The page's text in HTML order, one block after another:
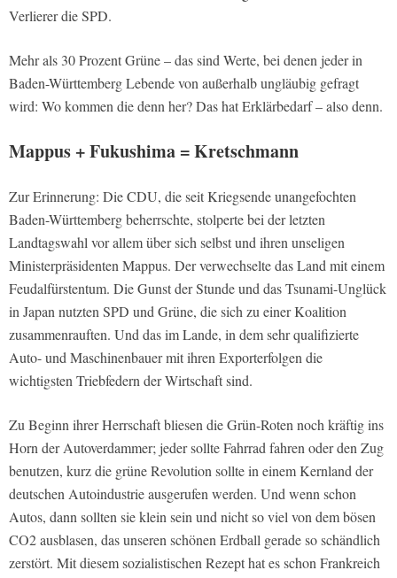
Verlierer die SPD.
Mehr als 30 Prozent Grüne – das sind Werte, bei denen jeder in
Baden-Württemberg Lebende von außerhalb ungläubig gefragt
wird: Wo kommen die denn her? Das hat Erklärbedarf – also denn.
Mappus + Fukushima = Kretschmann
Zur Erinnerung: Die CDU, die seit Kriegsende unangefochten
Baden-Württemberg beherrschte, stolperte bei der letzten
Landtagswahl vor allem über sich selbst und ihren unseligen
Ministerpräsidenten Mappus. Der verwechselte das Land mit einem
Feudalfürstentum. Die Gunst der Stunde und das Tsunami-Unglück
in Japan nutzten SPD und Grüne, die sich zu einer Koalition
zusammenrauften. Und das im Lande, in dem sehr qualifizierte
Auto- und Maschinenbauer mit ihren Exporterfolgen die
wichtigsten Triebfedern der Wirtschaft sind.
Zu Beginn ihrer Herrschaft bliesen die Grün-Roten noch kräftig ins
Horn der Autoverdammer; jeder sollte Fahrrad fahren oder den Zug
benutzen, kurz die grüne Revolution sollte in einem Kernland der
deutschen Autoindustrie ausgerufen werden. Und wenn schon
Autos, dann sollten sie klein sein und nicht so viel von dem bösen
CO2 ausblasen, das unseren schönen Erdball gerade so schändlich
zerstört. Mit diesem sozialistischen Rezept hat es schon Frankreich